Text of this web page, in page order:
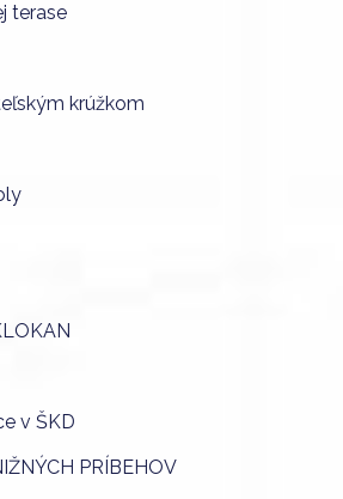
terase
krúžkom
v ŠKD
PRÍBEHOV